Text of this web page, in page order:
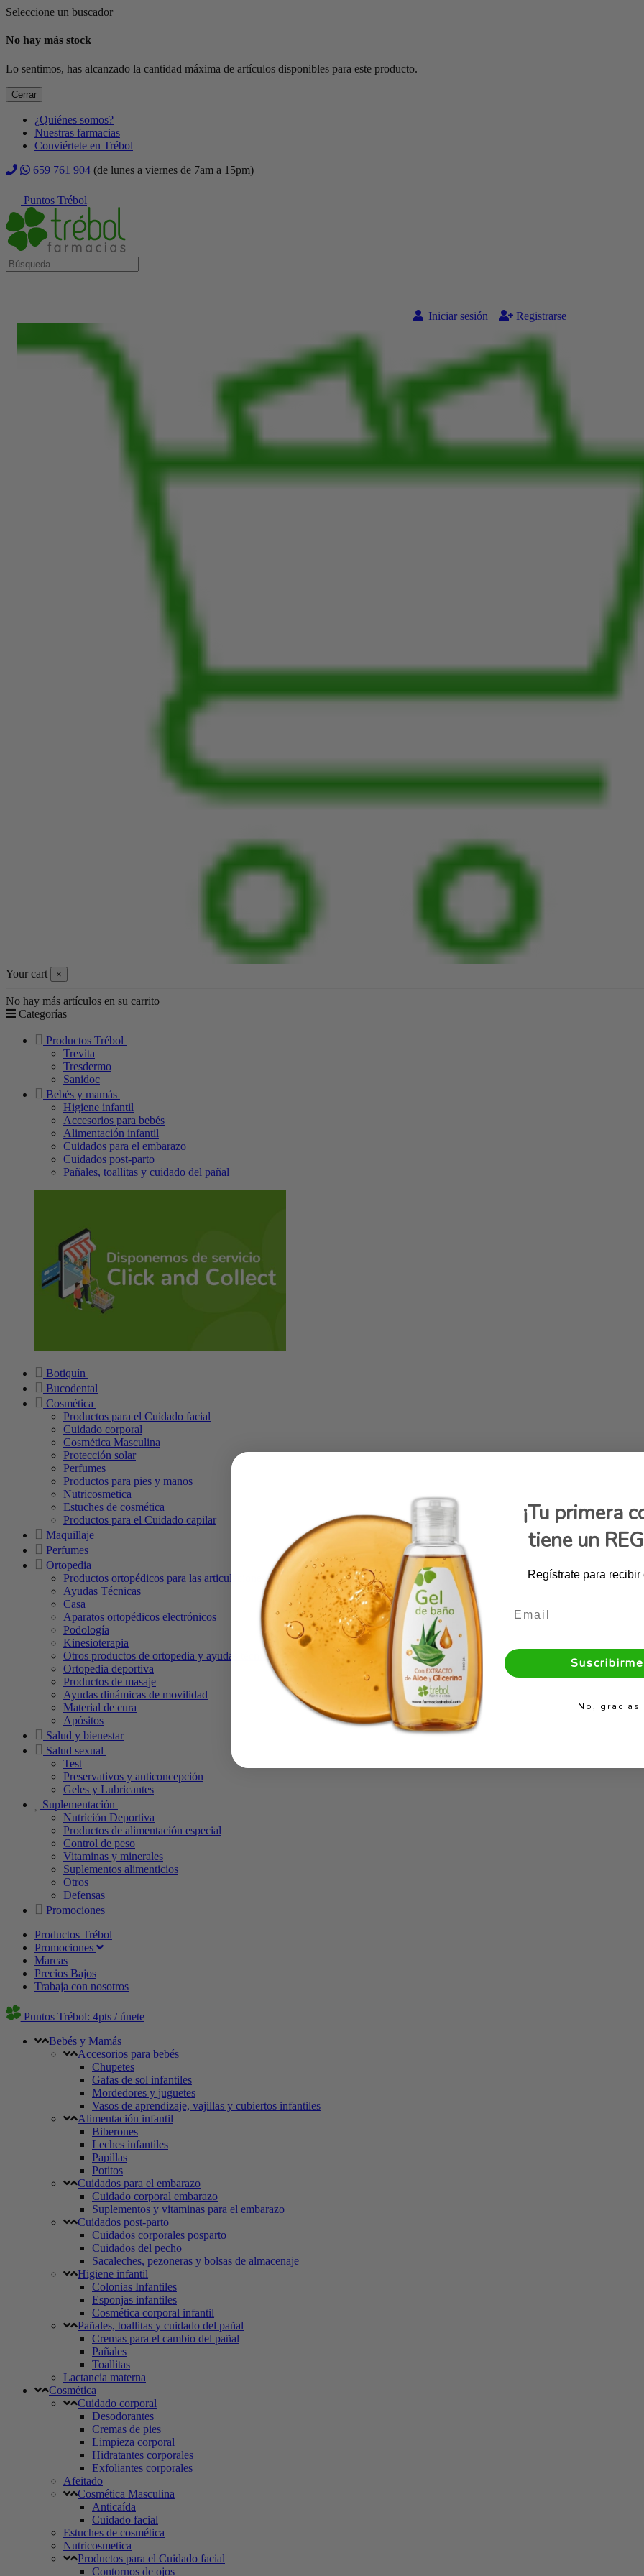
Seleccione un buscador
No hay más stock
Lo sentimos, has alcanzado la cantidad máxima de artículos disponibles para este producto.
Cerrar
¿Quiénes somos?
Nuestras farmacias
Conviértete en Trébol
659 761 904 (de lunes a viernes de 7am a 15pm)
Puntos Trébol
Iniciar sesión Registrarse
Your cart ×
No hay más artículos en su carrito
Categorías
Productos Trébol
Trevita
Tresdermo
Sanidoc
Bebés y mamás
Higiene infantil
Accesorios para bebés
Alimentación infantil
Cuidados para el embarazo
Cuidados post-parto
Pañales, toallitas y cuidado del pañal
Botiquín
Bucodental
Cosmética
Productos para el Cuidado facial
Cuidado corporal
Cosmética Masculina
Protección solar
Perfumes
Productos para pies y manos
Nutricosmetica
Estuches de cosmética
Productos para el Cuidado capilar
Maquillaje
Perfumes
Ortopedia
Productos ortopédicos para las articulaciones
Ayudas Técnicas
Casa
Aparatos ortopédicos electrónicos
Podología
Kinesioterapia
Otros productos de ortopedia y ayudas técnicas
Ortopedia deportiva
Productos de masaje
Ayudas dinámicas de movilidad
Material de cura
Apósitos
Salud y bienestar
Salud sexual
Test
Preservativos y anticoncepción
Geles y Lubricantes
Suplementación
Nutrición Deportiva
Productos de alimentación especial
Control de peso
Vitaminas y minerales
Suplementos alimenticios
Otros
Defensas
Promociones
Productos Trébol
Promociones
Marcas
Precios Bajos
Trabaja con nosotros
Puntos Trébol: 4pts / únete
Bebés y Mamás
Accesorios para bebés
Chupetes
Gafas de sol infantiles
Mordedores y juguetes
Vasos de aprendizaje, vajillas y cubiertos infantiles
Alimentación infantil
Biberones
Leches infantiles
Papillas
Potitos
Cuidados para el embarazo
Cuidado corporal embarazo
Suplementos y vitaminas para el embarazo
Cuidados post-parto
Cuidados corporales posparto
Cuidados del pecho
Sacaleches, pezoneras y bolsas de almacenaje
Higiene infantil
Colonias Infantiles
Esponjas infantiles
Cosmética corporal infantil
Pañales, toallitas y cuidado del pañal
Cremas para el cambio del pañal
Pañales
Toallitas
Lactancia materna
Cosmética
Cuidado corporal
Desodorantes
Cremas de pies
Limpieza corporal
Hidratantes corporales
Exfoliantes corporales
Afeitado
Cosmética Masculina
Anticaída
Cuidado facial
Estuches de cosmética
Nutricosmetica
Productos para el Cuidado facial
Contornos de ojos
¡Tu primera
tiene un
Regístrate para
No, gracias